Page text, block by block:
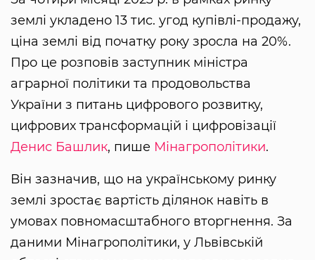
землі укладено 13 тис. угод купівлі-продажу,
ціна землі від початку року зросла на 20%.
Про це розповів заступник міністра
аграрної політики та продовольства
України з питань цифрового розвитку,
цифрових трансформацій і цифровізації
Денис Башлик, пише Мінагрополітики.
Він зазначив, що на українському ринку
землі зростає вартість ділянок навіть в
умовах повномасштабного вторгнення. За
даними Мінагрополітики, у Львівській